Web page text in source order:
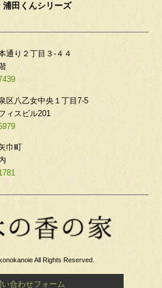
田くんシリーズ
通り２丁目３-４４
区八乙女中央１丁目7-5
ィスビル201
巾町
All Rights Reserved.
い合わせフォーム